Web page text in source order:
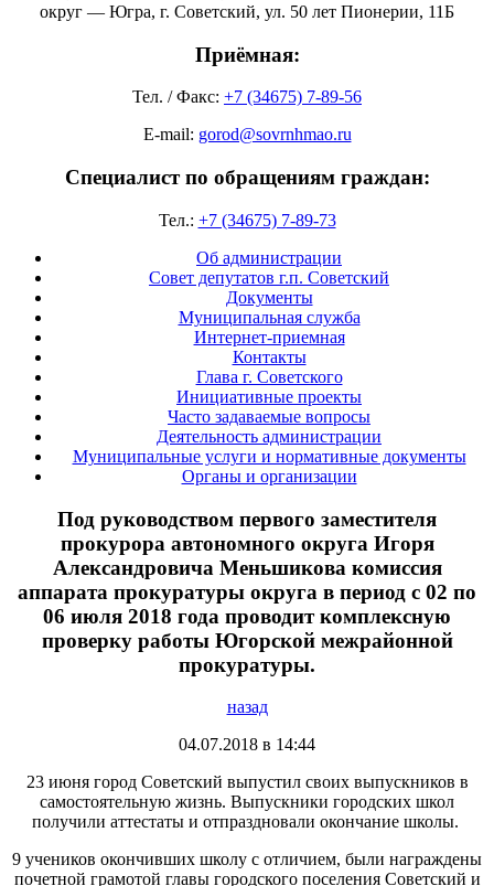
округ — Югра, г. Советский, ул. 50 лет Пионерии, 11Б
Приёмная:
Тел. / Факс: +7 (34675) 7-89-56
E-mail: gorod@sovrnhmao.ru
Специалист по обращениям граждан:
Тел.: +7 (34675) 7-89-73
Об администрации
Совет депутатов г.п. Советский
Документы
Муниципальная служба
Интернет-приемная
Контакты
Глава г. Советского
Инициативные проекты
Часто задаваемые вопросы
Деятельность администрации
Муниципальные услуги и нормативные документы
Органы и организации
Под руководством первого заместителя
прокурора автономного округа Игоря
Александровича Меньшикова комиссия
аппарата прокуратуры округа в период с 02 по
06 июля 2018 года проводит комплексную
проверку работы Югорской межрайонной
прокуратуры.
назад
04.07.2018 в 14:44
23 июня город Советский выпустил своих выпускников в
самостоятельную жизнь. Выпускники городских школ
получили аттестаты и отпраздновали окончание школы.
9 учеников окончивших школу с отличием, были награждены
почетной грамотой главы городского поселения Советский и